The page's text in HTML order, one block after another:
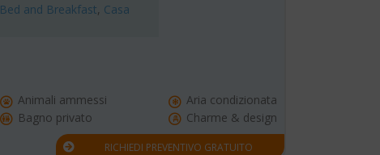
Bed and Breakfast, Casa
Animali ammessi
Aria condizionata
Bagno privato Charme & design
RICHIEDI PREVENTIVO GRATUITO